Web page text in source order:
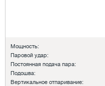
Мощность:
Паровой удар:
Постоянная подача пара:
Подошва:
Вертикальное отпаривание: